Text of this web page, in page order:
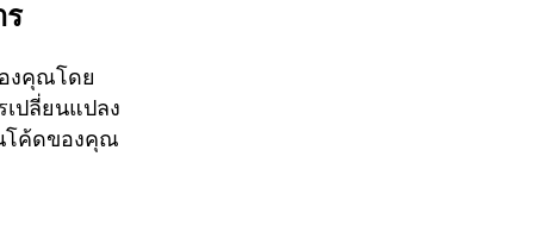
ร
งคุณโดย
ปลี่ยนแปลง
โค้ดของคุณ